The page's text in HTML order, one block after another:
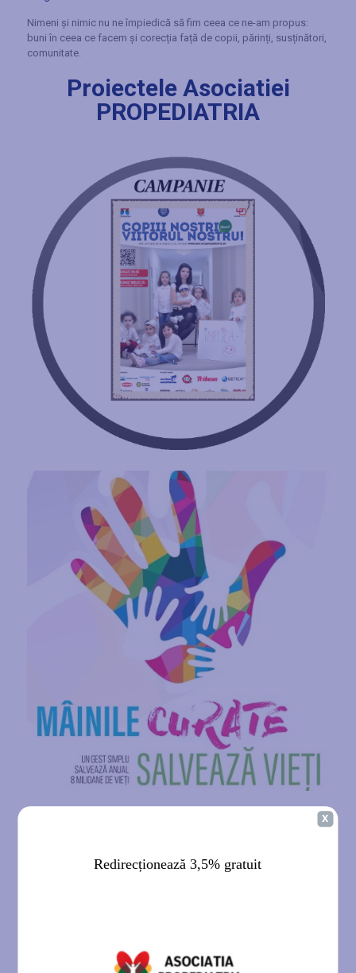
Nimeni și nimic nu ne împiedică să fim ceea ce ne-am propus:
buni în ceea ce facem și corecția față de copii, părinți, susținători,
comunitate.
Proiectele Asociatiei
PROPEDIATRIA
Sănătate – Spitalul Copiilor”
Maratonul Internațional Sibiu 2018 – ”Inimi sănătoase - Spitalul
Resursele patrimoniale ale